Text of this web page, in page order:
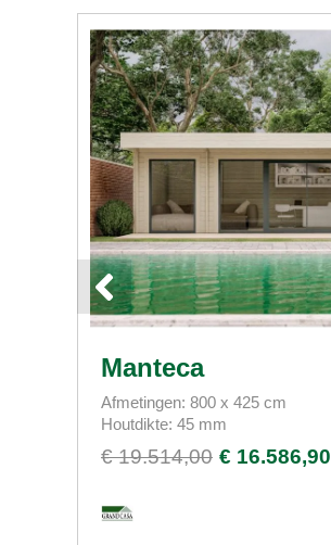
Manteca
Afmetingen: 800 x 425 cm
Houtdikte: 45 mm
€ 19.514,00 € 16.586,90